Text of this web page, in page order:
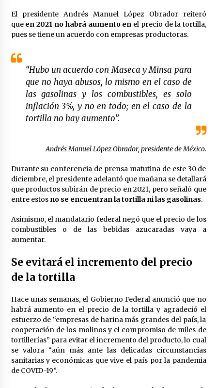
las Mujeres, anuncia Sheinbaum
2 meses atrás
2 meses atrás
Zar antidrogas de EE.UU.: “vamos por los
políticos mexicanos que protegen al narco”
2 meses atrás
operaciones militares entre ambos países
Trump asegura que barcos cargados de
petróleo están empezando a salir de Ormuz
2 meses atrás
México libraría posible arancel de EE.UU. en
El presidente Andrés Manuel López Obrador reiteró
que en 2021 no habrá aumento en el precio de la tortilla,
pues se tiene un acuerdo con empresas productoras.
“Hubo un acuerdo con Maseca y Minsa para
que no haya abusos, lo mismo en el caso de
las gasolinas y los combustibles, es solo
inflación 3%, y no en todo; en el caso de la
tortilla no hay aumento”.
Andrés Manuel López Obrador, presidente de México.
Durante su conferencia de prensa matutina de este 30 de
diciembre, el presidente adelantó que mañana se detallará
que productos subirán de precio en 2021, pero señaló que
entre estos no se encuentran la tortilla ni las gasolinas.
Asimismo, el mandatario federal negó que el precio de los
combustibles o de las bebidas azucaradas vaya a
aumentar.
Se evitará el incremento del precio
de la tortilla
Hace unas semanas, el Gobierno Federal anunció que no
habrá aumento en el precio de la tortilla y agradeció el
esfuerzo de “empresas de harina más grandes del país, la
cooperación de los molinos y el compromiso de miles de
tortillerías” para evitar el incremento del producto, lo cual
se valora “aún más ante las delicadas circunstancias
sanitarias y económicas que vive el país por la pandemia
de COVID-19”.